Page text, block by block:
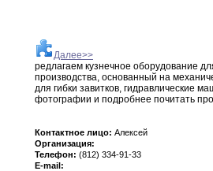
Далее>>
редлагаем кузнечное оборудование
производства, основанный на
для гибки завитков, гидравлические
фотографии и подробнее почитать
Контактное лицо: Алексей
Организация:
Телефон: (812) 334-91-33
E-mail: